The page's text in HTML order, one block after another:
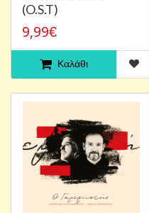
(O.S.T)
9,99€
Καλάθι